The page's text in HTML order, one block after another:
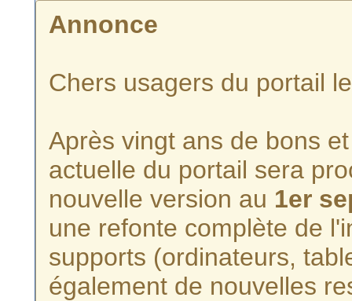
Annonce
Chers usagers du portail
Après vingt ans de bons
actuelle du portail sera
nouvelle version au 1er
une refonte complète de
supports (ordinateurs,
également de nouvelles